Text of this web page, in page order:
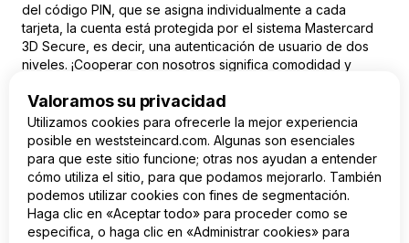
del código PIN, que se asigna individualmente a cada
tarjeta, la cuenta está protegida por el sistema Mastercard
3D Secure, es decir, una autenticación de usuario de dos
niveles. ¡Cooperar con nosotros significa comodidad y
ES
Valoramos su privacidad
Utilizamos cookies para ofrecerle la mejor experiencia
posible en weststeincard.com. Algunas son esenciales
para que este sitio funcione; otras nos ayudan a entender
cómo utiliza el sitio, para que podamos mejorarlo. También
podemos utilizar cookies con fines de segmentación.
Haga clic en «Aceptar todo» para proceder como se
especifica, o haga clic en «Administrar cookies» para